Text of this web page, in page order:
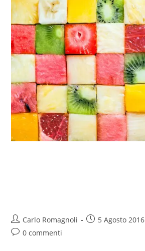
Carlo Romagnoli 5 Agosto 2016
0 commenti